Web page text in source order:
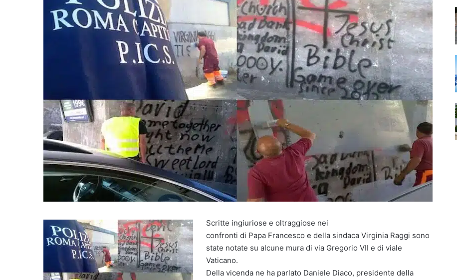
Scritte ingiuriose e oltraggiose nei
confronti di Papa Francesco e della sindaca Virginia Raggi sono
state notate su alcune mura di via Gregorio VII e di viale
Vaticano.
Della vicenda ne ha parlato Daniele Diaco, presidente della